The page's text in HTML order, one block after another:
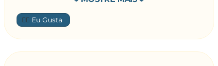
vou divorciar …
O pai, cheio de pena de perder um tão belo
genro, ainda reflectiu:
- Calma, menha filha, ele é um bom home,
👍🏼